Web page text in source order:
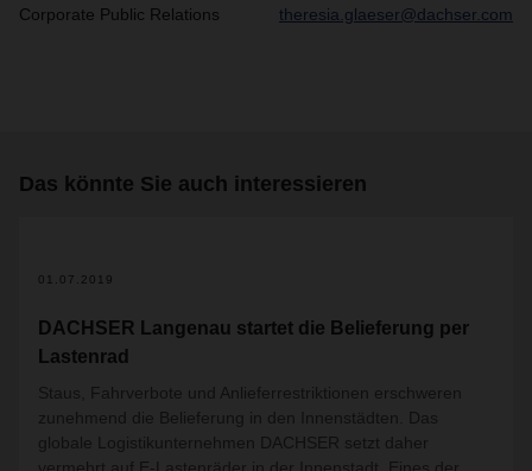
Corporate Public Relations
theresia.glaeser@dachser.com
Das könnte Sie auch interessieren
01.07.2019
DACHSER Langenau startet die Belieferung per
Lastenrad
Staus, Fahrverbote und Anlieferrestriktionen erschweren
zunehmend die Belieferung in den Innenstädten. Das
globale Logistikunternehmen DACHSER setzt daher